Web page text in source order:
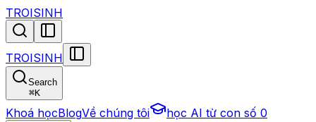
TROISINH
TROISINH
Search
⌘K
Khoá họcBlogVề chúng tôi học AI từ con số 0